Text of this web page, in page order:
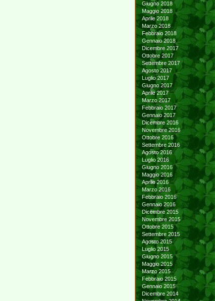
Giugno 2018
Maggio 2018
Aprile 2018
Marzo 2018
Febbraio 2018
Gennaio 2018
Dicembre 2017
Ottobre 2017
Settembre 2017
Agosto 2017
Luglio 2017
Giugno 2017
Aprile 2017
Marzo 2017
Febbraio 2017
Gennaio 2017
Dicembre 2016
Novembre 2016
Ottobre 2016
Settembre 2016
Agosto 2016
Luglio 2016
Giugno 2016
Maggio 2016
Aprile 2016
Marzo 2016
Febbraio 2016
Gennaio 2016
Dicembre 2015
Novembre 2015
Ottobre 2015
Settembre 2015
Agosto 2015
Luglio 2015
Giugno 2015
Maggio 2015
Marzo 2015
Febbraio 2015
Gennaio 2015
Dicembre 2014